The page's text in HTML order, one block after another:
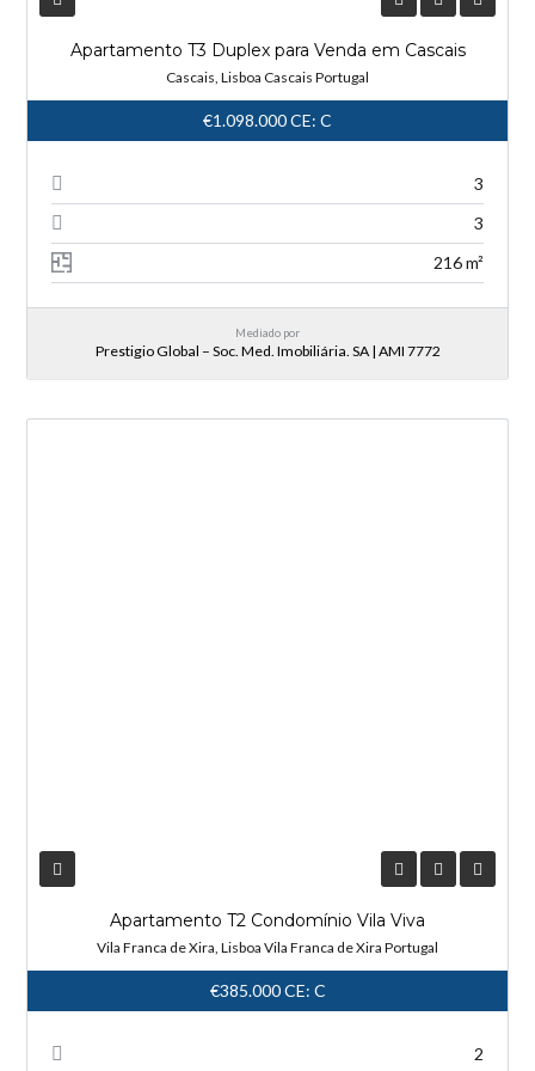
Apartamento T3 Duplex para Venda em Cascais
Cascais, Lisboa Cascais Portugal
€1.098.000CE: C
3
3
216 m²
Mediado por
Prestigio Global – Soc. Med. Imobiliária. SA | AMI 7772
Apartamento T2 Condomínio Vila Viva
Vila Franca de Xira, Lisboa Vila Franca de Xira Portugal
€385.000CE: C
2